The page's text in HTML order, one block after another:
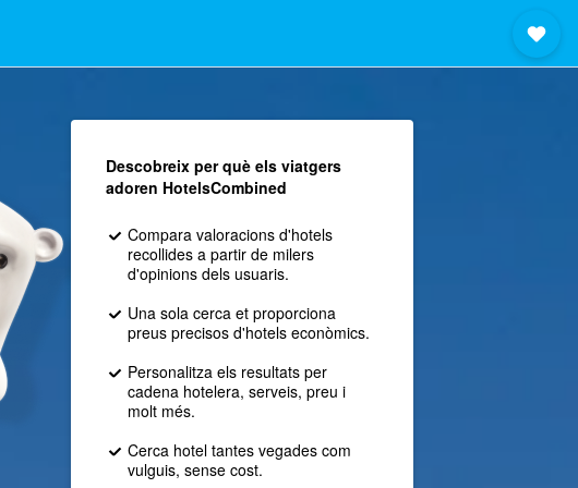
Descobreix per què els viatgers
adoren HotelsCombined
Compara valoracions d'hotels
recollides a partir de milers
d'opinions dels usuaris.
Una sola cerca et proporciona
preus precisos d'hotels econòmics.
Personalitza els resultats per
cadena hotelera, serveis, preu i
molt més.
Cerca hotel tantes vegades com
vulguis, sense cost.